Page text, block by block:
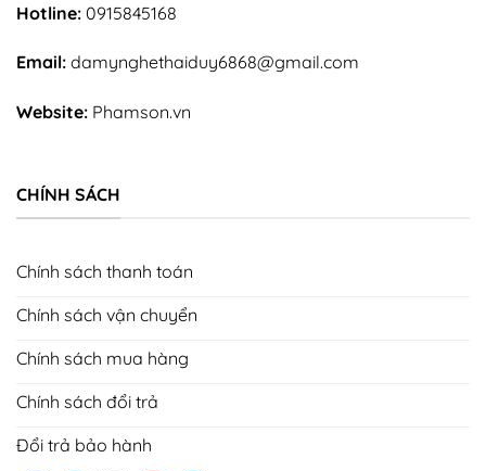
Hotline: 0915845168
Email: damynghethaiduy6868@gmail.com
Website: Phamson.vn
CHÍNH SÁCH
Chính sách thanh toán
Chính sách vận chuyển
Chính sách mua hàng
Chính sách đổi trả
Đổi trả bảo hành